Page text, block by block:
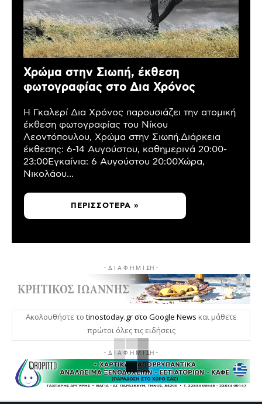
Χρώμα στην Σιωπή, έκθεση
φωτογραφίας στο Δια Χρόνος
Η Γκαλερί Δια Χρόνος παρουσιάζει την ατομική
έκθεση φωτογραφίας του Νίκου
Λεοντόπουλου, Χρώμα στην Σιωπή.Διάρκεια
έκθεσης: 6-14 Αυγούστου, καθημερινά 20:00-
23:00Εγκαίνια: 6 Αυγούστου 20:00Χώρα,
Νικολάου...
ΠΕΡΙΣΣΌΤΕΡΑ »
- Δ Ι Α Φ Η Μ Ι ΣΗ -
Ακολουθήστε το tinostoday.gr στο Google News και μάθετε
πρώτοι όλες τις ειδήσεις
- Δ Ι Α Φ Η Μ Ι ΣΗ -